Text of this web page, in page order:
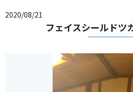
2020/08/21
フェイスシールドツ